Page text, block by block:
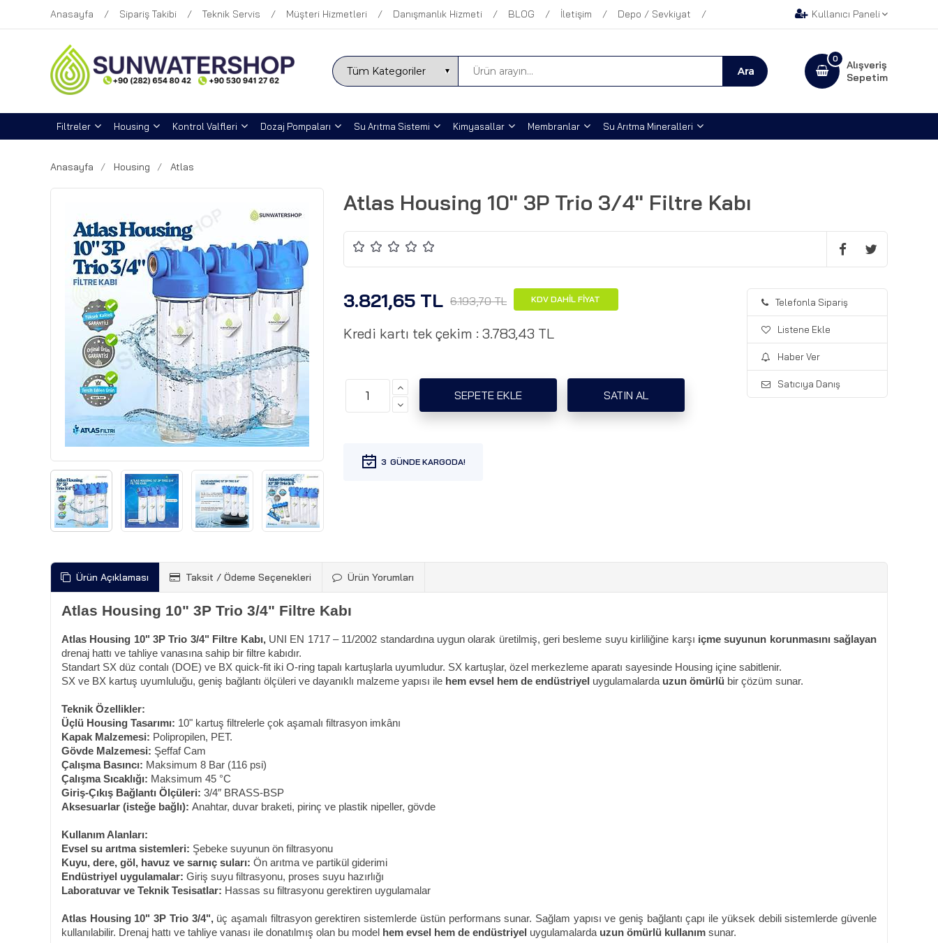
Anasayfa Sipariş Takibi Teknik Servis Müşteri Hizmetleri Danışmanlık Hizmeti BLOG İletişim Depo / Sevkiyat Kullanıcı Paneli
Alışveriş
Sepetim
0
Filtreler Housing Kontrol Valfleri Dozaj Pompaları Su Arıtma Sistemi Kimyasallar Membranlar Su Arıtma Mineralleri
Anasayfa Housing Atlas
Atlas Housing 10'' 3P Trio 3/4'' Filtre Kabı
3.821,65 TL 6.193,70 TL KDV DAHİL FİYAT
Kredi kartı tek çekim : 3.783,43 TL
3
Telefonla Sipariş
Listene Ekle
Haber Ver
Satıcıya Danış
Ürün Açıklaması Taksit / Ödeme Seçenekleri Ürün Yorumları
Atlas Housing 10" 3P Trio 3/4" Filtre Kabı
Atlas Housing 10" 3P Trio 3/4" Filtre Kabı, UNI EN 1717 – 11/2002 standardına uygun olarak üretilmiş, geri besleme suyu kirliliğine karşı içme suyunun korunmasını sağlayan
drenaj hattı ve tahliye vanasına sahip bir filtre kabıdır.
Standart SX düz contalı (DOE) ve BX quick-fit iki O-ring tapalı kartuşlarla uyumludur. SX kartuşlar, özel merkezleme aparatı sayesinde Housing içine sabitlenir.
SX ve BX kartuş uyumluluğu, geniş bağlantı ölçüleri ve dayanıklı malzeme yapısı ile hem evsel hem de endüstriyel uygulamalarda uzun ömürlü bir çözüm sunar.
Teknik Özellikler:
Üçlü Housing Tasarımı: 10" kartuş filtrelerle çok aşamalı filtrasyon imkânı
Kapak Malzemesi: Polipropilen, PET.
Gövde Malzemesi: Şeffaf Cam
Çalışma Basıncı: Maksimum 8 Bar (116 psi)
Çalışma Sıcaklığı: Maksimum 45 °C
Giriş-Çıkış Bağlantı Ölçüleri: 3/4″ BRASS-BSP
Aksesuarlar (isteğe bağlı): Anahtar, duvar braketi, pirinç ve plastik nipeller, gövde
Kullanım Alanları:
Evsel su arıtma sistemleri: Şebeke suyunun ön filtrasyonu
Kuyu, dere, göl, havuz ve sarnıç suları: Ön arıtma ve partikül giderimi
Endüstriyel uygulamalar: Giriş suyu filtrasyonu, proses suyu hazırlığı
Laboratuvar ve Teknik Tesisatlar: Hassas su filtrasyonu gerektiren uygulamalar
Atlas Housing 10" 3P Trio 3/4", üç aşamalı filtrasyon gerektiren sistemlerde üstün performans sunar. Sağlam yapısı ve geniş bağlantı çapı ile yüksek debili sistemlerde güvenle
kullanılabilir. Drenaj hattı ve tahliye vanası ile donatılmış olan bu model
hem evsel hem de endüstriyel uygulamalarda uzun ömürlü kullanım sunar.